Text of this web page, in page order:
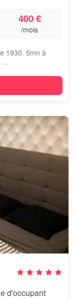
400 €
/mois
1930. 5mn à
d'occupant